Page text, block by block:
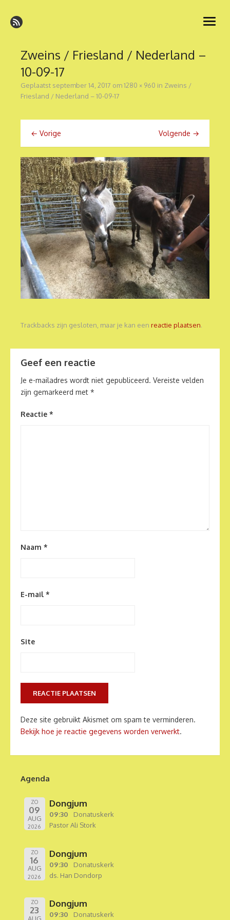
naar
de
open
Zweins / Friesland / Nederland –
10-09-17
Geplaatst september 14, 2017 om1280 × 960 in Zweins /
Friesland / Nederland – 10-09-17
← Vorige Volgende →
Trackbacks zijn gesloten, maar je kan een reactie plaatsen.
Geef een reactie
Je e-mailadres wordt niet gepubliceerd. Vereiste velden
zijn gemarkeerd met *
Reactie *
Naam *
E-mail *
Site
Deze site gebruikt Akismet om spam te verminderen.
Bekijk hoe je reactie gegevens worden verwerkt.
Agenda
ZO
09
AUG
2026
Dongjum
09:30
Donatuskerk
Pastor Ali Stork
ZO
16
AUG
2026
Dongjum
09:30
Donatuskerk
ds. Han Dondorp
ZO
23
Dongjum
09:30 Donatuskerk